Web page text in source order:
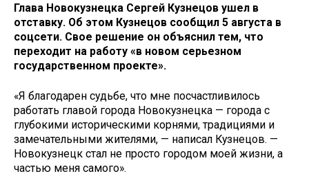
Глава Новокузнецка Сергей Кузнецов ушел в
отставку. Об этом Кузнецов сообщил 5 августа в
соцсети. Свое решение он объяснил тем, что
переходит на работу «в новом серьезном
государственном проекте».
«Я благодарен судьбе, что мне посчастливилось
работать главой города Новокузнецка — города с
глубокими историческими корнями, традициями и
замечательными жителями, — написал Кузнецов. —
Новокузнецк стал не просто городом моей жизни, а
частью меня самого».